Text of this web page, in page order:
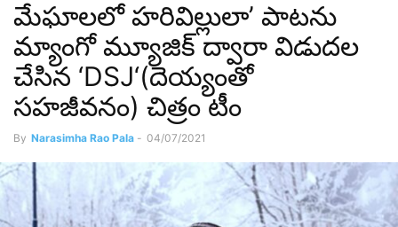
మేఘాలలో హరివిల్లులా’ పాటను
మ్యాంగో మ్యూజిక్ ద్వారా విడుదల
చేసిన ‘DSJ‘(దెయ్యంతో
సహజీవనం) చిత్రం టీం
By Narasimha Rao Pala - 04/07/2021